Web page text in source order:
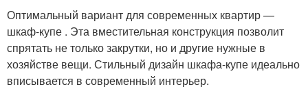
Оптимальный вариант для современных квартир —
шкаф-купе . Эта вместительная конструкция позволит
спрятать не только закрутки, но и другие нужные в
хозяйстве вещи. Стильный дизайн шкафа-купе идеально
вписывается в современный интерьер.